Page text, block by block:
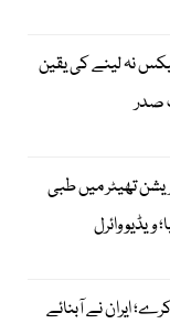
ٹیکس نہ لینے کی یقین
صدر
تھیٹر میں طبی
وائرل
ایران نے آبنائے